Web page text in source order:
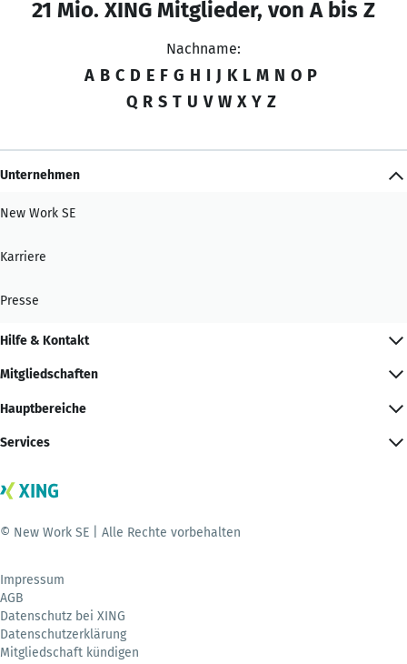
21 Mio. XING Mitglieder, von A bis Z
Nachname:
A B C D E F G H I J K L M N O P
Q R S T U V W X Y Z
Unternehmen
New Work SE
Karriere
Presse
Hilfe & Kontakt
Mitgliedschaften
Hauptbereiche
Services
© New Work SE | Alle Rechte vorbehalten
Impressum
AGB
Datenschutz bei XING
Datenschutzerklärung
Mitgliedschaft kündigen